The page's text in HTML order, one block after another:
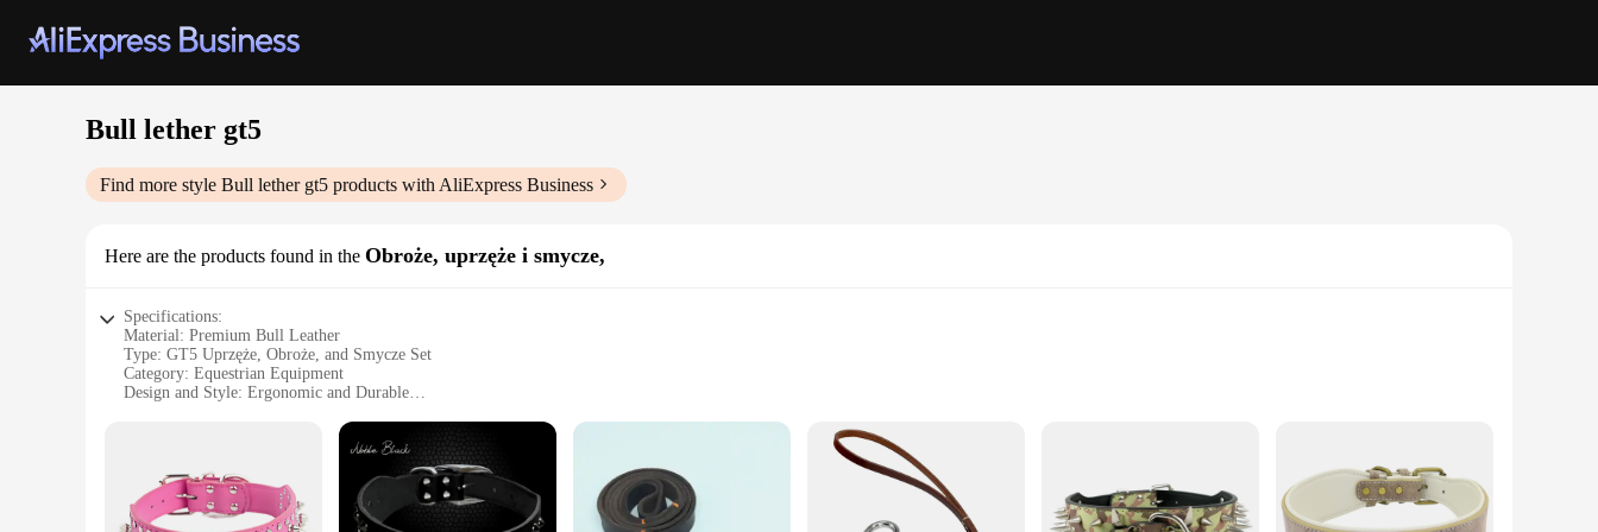
Bull lether gt5
Find more style Bull lether gt5 products with AliExpress Business
Here are the products found in the Obroże, uprzęże i smycze,
Specifications:
Material: Premium Bull Leather
Type: GT5 Uprzęże, Obroże, and Smycze Set
Category: Equestrian Equipment
Design and Style: Ergonomic and Durable
Performance and Property: High-Resilience and Comfort
|Bull Lether Gt5|Wholesale|Vendors|
**Unmatched Quality and Durability**